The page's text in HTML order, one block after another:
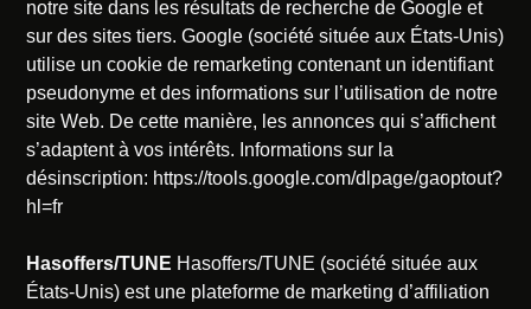
notre site dans les résultats de recherche de Google et
sur des sites tiers. Google (société située aux États-Unis)
utilise un cookie de remarketing contenant un identifiant
pseudonyme et des informations sur l’utilisation de notre
site Web. De cette manière, les annonces qui s’affichent
s’adaptent à vos intérêts. Informations sur la
désinscription: https://tools.google.com/dlpage/gaoptout?
hl=fr
Hasoffers/TUNE Hasoffers/TUNE (société située aux
États-Unis) est une plateforme de marketing d’affiliation